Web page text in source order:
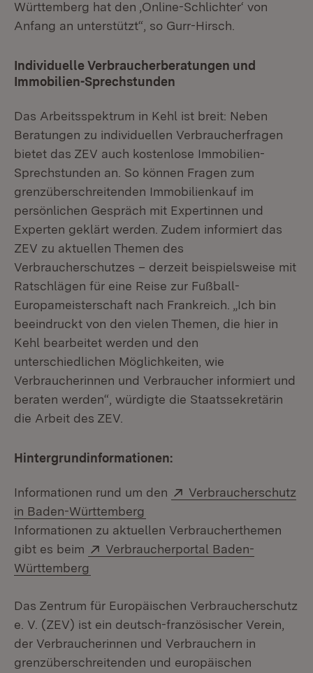
Württemberg hat den ‚Online-Schlichter‘ von
Anfang an unterstützt“, so Gurr-Hirsch.
Individuelle Verbraucherberatungen und
Immobilien-Sprechstunden
Das Arbeitsspektrum in Kehl ist breit: Neben
Beratungen zu individuellen Verbraucherfragen
bietet das ZEV auch kostenlose Immobilien-
Sprechstunden an. So können Fragen zum
grenzüberschreitenden Immobilienkauf im
persönlichen Gespräch mit Expertinnen und
Experten geklärt werden. Zudem informiert das
ZEV zu aktuellen Themen des
Verbraucherschutzes – derzeit beispielsweise mit
Ratschlägen für eine Reise zur Fußball-
Europameisterschaft nach Frankreich. „Ich bin
beeindruckt von den vielen Themen, die hier in
Kehl bearbeitet werden und den
unterschiedlichen Möglichkeiten, wie
Verbraucherinnen und Verbraucher informiert und
beraten werden“, würdigte die Staatssekretärin
die Arbeit des ZEV.
Hintergrundinformationen:
Informationen rund um den Extern:
Verbraucherschutz
in Baden-Württemberg
Informationen zu aktuellen Verbraucherthemen
gibt es beim
Extern:
Verbraucherportal Baden-
Württemberg
Das Zentrum für Europäischen Verbraucherschutz
e. V. (ZEV) ist ein deutsch-französischer Verein,
der Verbraucherinnen und Verbrauchern in
grenzüberschreitenden und europäischen